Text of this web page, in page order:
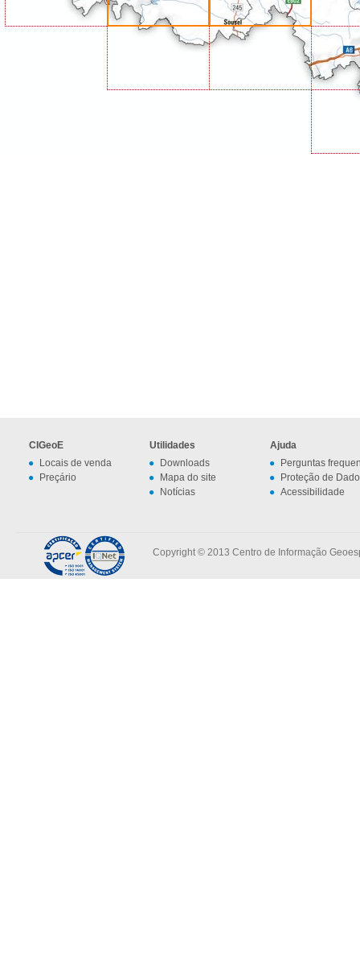
CIGeoE
Locais de venda
Preçário
Utilidades
Downloads
Mapa do site
Notícias
Ajuda
Perguntas
Proteção de
Acessibilidade
Copyright © 2013 Centro de Informação